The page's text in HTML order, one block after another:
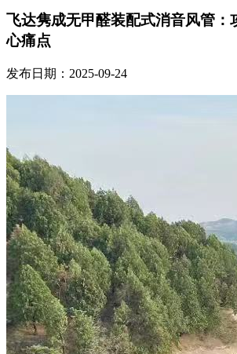
飞达隽成无甲醛装配式消音风管：
心痛点
发布日期：2025-09-24